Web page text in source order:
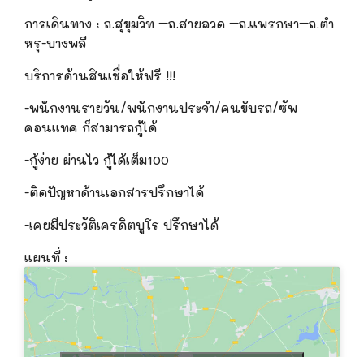
การเดินทาง : ถ.สุขุมวิท –ถ.สายลวด –ถ.แพรกษา–ถ.ตำ
หรุ-บางพลี
บริการด้านสินเชื่อให้ฟรี !!!
-พนักงานรายวัน/พนักงานประจำ/คนขับรถ/ซัพ
คอนแทค ก็สามารถกู้ได้
-กู้ง่าย ผ่านไว กู้ได้เต็ม100
-ติดปัญหาด้านเอกสารปรึกษาได้
-เคยมีประวัติเครดิตบูโร ปรึกษาได้
แผนที่ :